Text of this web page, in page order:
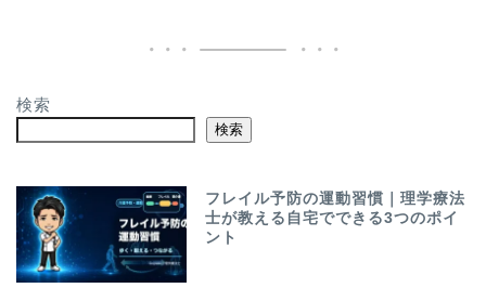
検索
検索
フレイル予防の運動習慣｜理学療法
士が教える自宅でできる3つのポイ
ント